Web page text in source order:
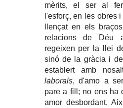
mèrits, el ser al
l'esforç, en les obres
llençat en els
relacions de Déu
regeixen per la llei
sinó de la gràcia i
establert amb
laborals, d'amo a
pare a fill; no ens ha
amor desbordant.